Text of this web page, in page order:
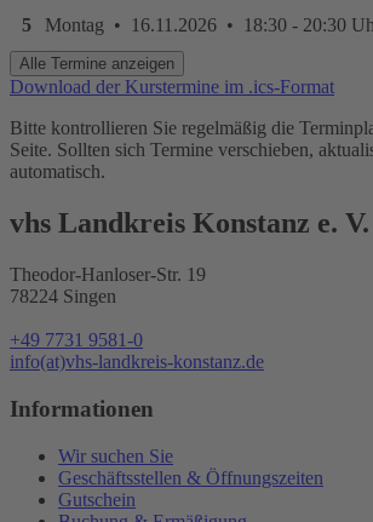
5
Montag • 16.11.2026 • 18:30 - 20:30
Alle Termine anzeigen
Download der Kurstermine im .ics-Format
Bitte kontrollieren Sie regelmäßig die
Seite. Sollten sich Termine verschieben,
automatisch.
vhs Landkreis Konstanz e. V.
Theodor-Hanloser-Str. 19
78224 Singen
+49 7731 9581-0
info(at)vhs-landkreis-konstanz.de
Informationen
Wir suchen Sie
Geschäftsstellen & Öffnungszeiten
Gutschein